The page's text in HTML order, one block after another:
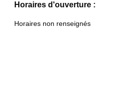
Horaires d'ouverture :
Horaires non renseignés